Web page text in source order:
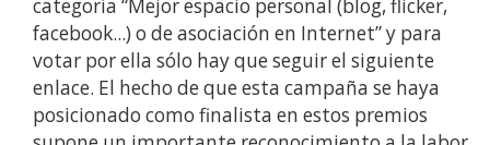
categoría “Mejor espacio personal (blog, flicker,
facebook...) o de asociación en Internet” y para
votar por ella sólo hay que seguir el siguiente
enlace. El hecho de que esta campaña se haya
posicionado como finalista en estos premios